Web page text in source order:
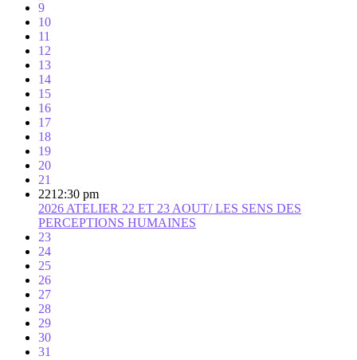
9
10
11
12
13
14
15
16
17
18
19
20
21
2212:30 pm
2026 ATELIER 22 ET 23 AOUT/ LES SENS DES
PERCEPTIONS HUMAINES
23
24
25
26
27
28
29
30
31